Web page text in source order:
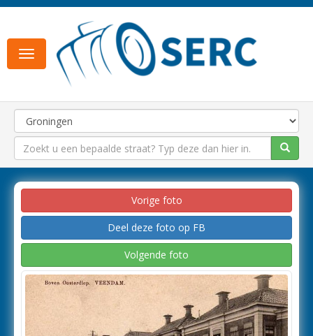
Toggle
navigation
Vorige foto
Deel deze foto op FB
Volgende foto